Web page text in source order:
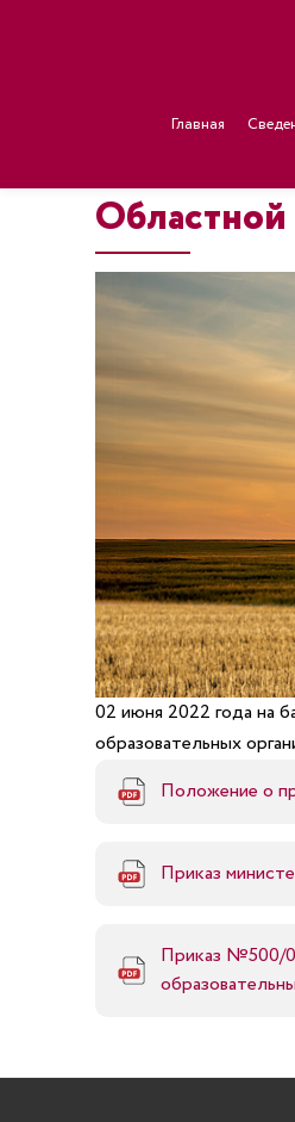
Главная
Областной
02 июня 2022 года на
образовательных
Положение о
Приказ
Приказ №500/